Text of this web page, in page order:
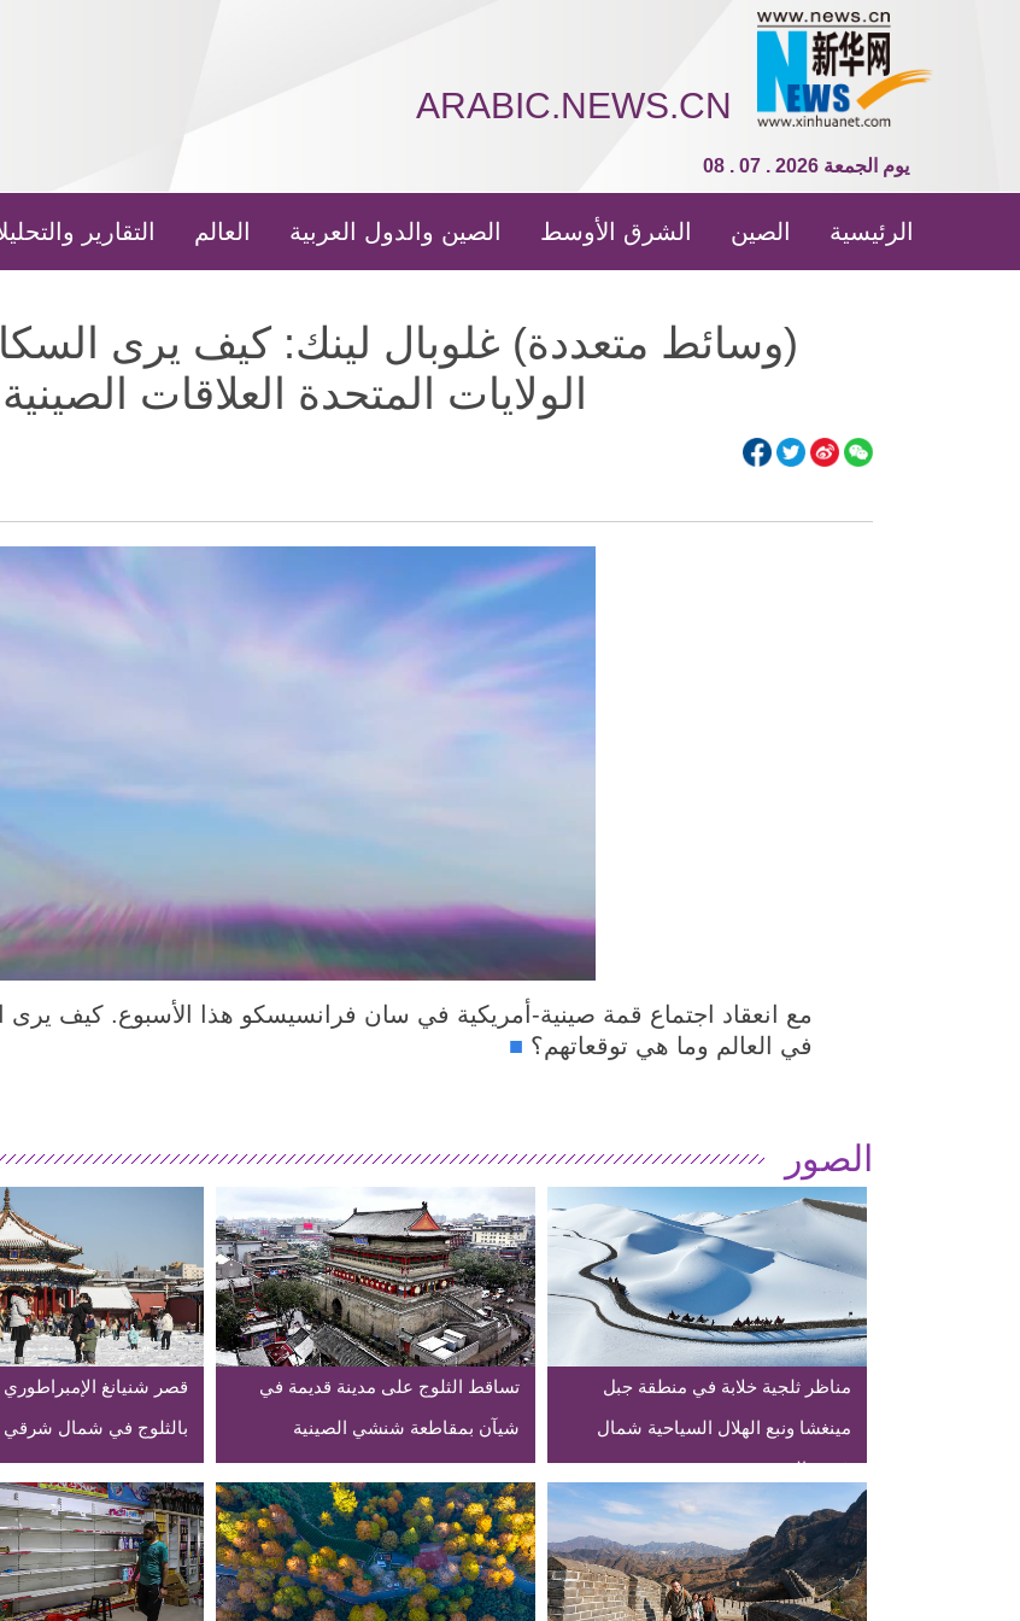
ARABIC.NEWS.CN
08 . 07 . 2026 يوم الجمعة
الرئيسية الصين الشرق الأوسط الصين والدول العربية العالم التقارير
(وسائط متعددة) غلوبال لينك: كيف يرى
الولايات المتحدة العلاقات
مع انعقاد اجتماع قمة صينية-أمريكية في سان فرانسيسكو هذا الأسبوع. كيف يرى
في العالم وما هي توقعاتهم؟ ■
الصور
مناظر ثلجية خلابة في منطقة جبل
مينغشا ونبع الهلال السياحية شمال
غربي الصين
تساقط الثلوج على مدينة قديمة في
شيآن بمقاطعة شنشي الصينية
قصر شنيانغ
بالثلوج في شمال شرقي